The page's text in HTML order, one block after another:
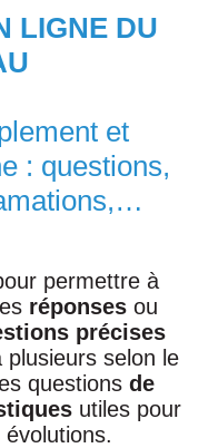
LIGNE DU
et
: questions,
permettre à
réponses ou
précises
plusieurs selon le
questions de
utiles pour